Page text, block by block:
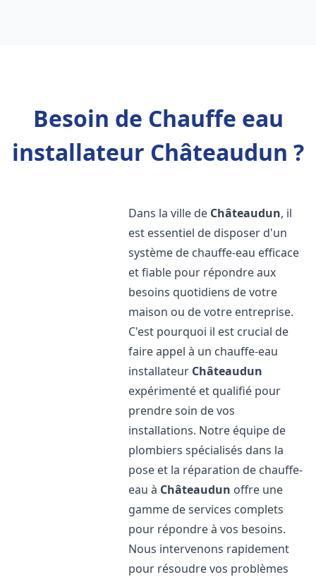
Besoin de Chauffe eau
installateur Châteaudun ?
Dans la ville de Châteaudun, il
est essentiel de disposer d'un
système de chauffe-eau efficace
et fiable pour répondre aux
besoins quotidiens de votre
maison ou de votre entreprise.
C'est pourquoi il est crucial de
faire appel à un chauffe-eau
installateur Châteaudun
expérimenté et qualifié pour
prendre soin de vos
installations. Notre équipe de
plombiers spécialisés dans la
pose et la réparation de chauffe-
eau à Châteaudun offre une
gamme de services complets
pour répondre à vos besoins.
Nous intervenons rapidement
pour résoudre vos problèmes